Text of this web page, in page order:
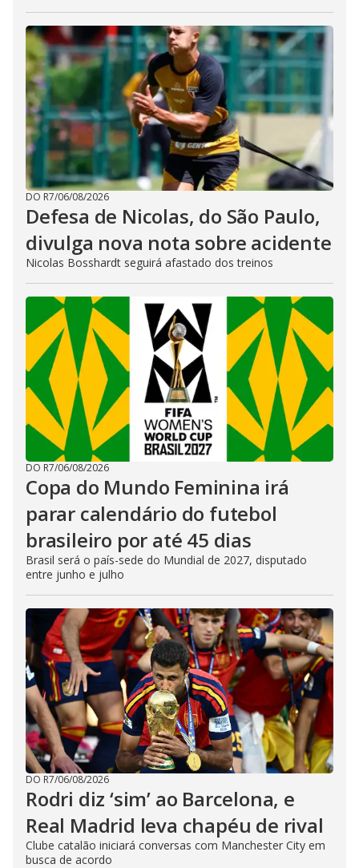
DO R7/06/08/2026
Defesa de Nicolas, do São Paulo,
divulga nova nota sobre acidente
Nicolas Bosshardt seguirá afastado dos treinos
DO R7/06/08/2026
Copa do Mundo Feminina irá
parar calendário do futebol
brasileiro por até 45 dias
Brasil será o país-sede do Mundial de 2027, disputado
entre junho e julho
DO R7/06/08/2026
Rodri diz ‘sim’ ao Barcelona, e
Real Madrid leva chapéu de rival
Clube catalão iniciará conversas com Manchester City em
busca de acordo